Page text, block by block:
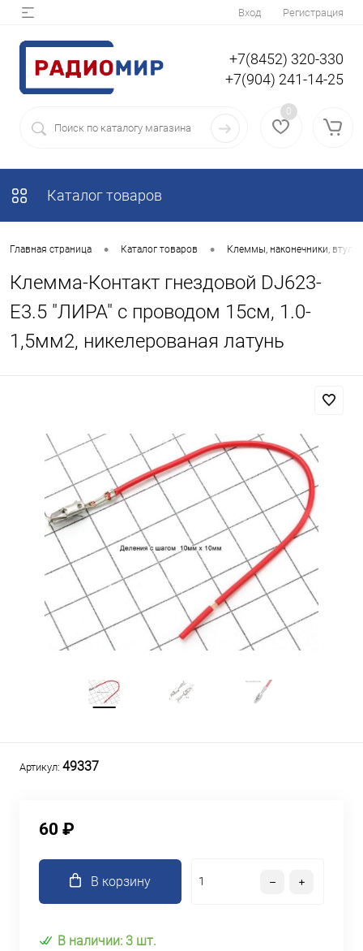
Вход Регистрация
+7(8452) 320-330
+7(904) 241-14-25
0
Каталог товаров
Главная страница • Каталог товаров • Клеммы, наконечники,
Клемма-Контакт гнездовой DJ623-
E3.5 "ЛИРА" с проводом 15см, 1.0-
1,5мм2, никелерованая латунь
Артикул: 49337
60 ₽
В корзину
В наличии: 3 шт.